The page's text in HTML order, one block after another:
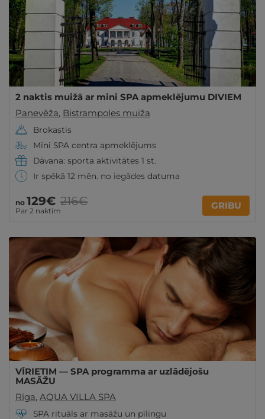
2 naktis muižā ar mini SPA apmeklējumu DIVIEM
Panevēža, Bistrampoles muiža
Brokastis
Mini SPA centra apmeklējums
Dāvana: sporta aktivitātes 1 st.
Ir spēkā 12 mēn. no iegādes datuma
no 129€
Par 2 naktīm
216€ GRIBU
VĪRIETIM — SPA programma ar uzlādējošu
MASĀŽU
Rīga, AQUA VILLA SPA
SPA rituāls ar masāžu un pīlingu